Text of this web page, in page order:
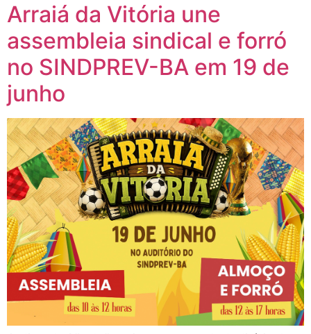
Arraiá da Vitória une
assembleia sindical e forró
no SINDPREV-BA em 19 de
junho